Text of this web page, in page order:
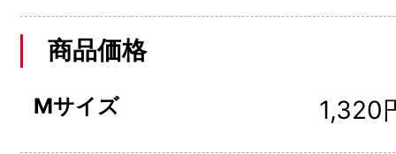
商品価格
Mサイズ 1,320